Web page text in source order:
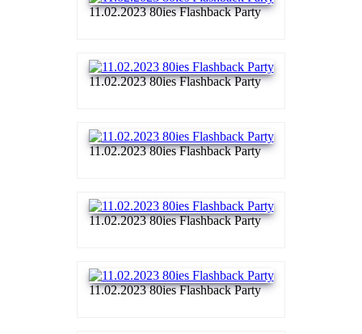
11.02.2023 80ies Flashback Party
11.02.2023 80ies Flashback Party
11.02.2023 80ies Flashback Party
11.02.2023 80ies Flashback Party
11.02.2023 80ies Flashback Party